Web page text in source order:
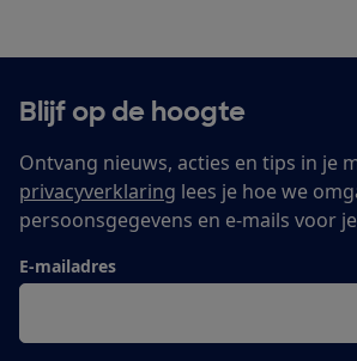
Blijf op de hoogte
Ontvang nieuws, acties en tips in je
privacyverklaring lees je hoe we
persoonsgegevens en e-mails voor
E-mailadres